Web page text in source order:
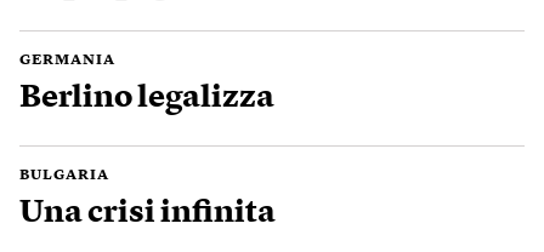
GERMANIA
Berlino legalizza
BULGARIA
Una crisi infinita